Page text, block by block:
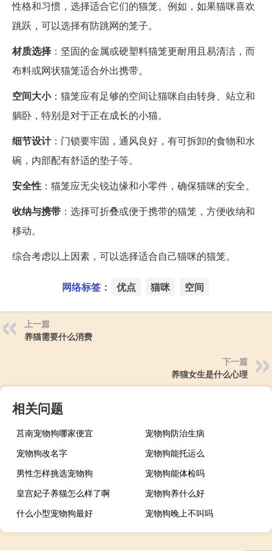
性格和习惯，选择适合它们的猫笼。例如，如果猫咪喜欢
跳跃，可以选择有防跳网的笼子。
材质选择 ：坚固的金属或硬塑料猫笼更耐用且易清洁，而
布料或网状猫笼适合外出携带。
空间大小：猫笼应有足够的空间让猫咪自由转身、站立和
躺卧，特别是对于正在成长的小猫。
细节设计：门锁要牢固，通风良好，有可拆卸的食物和水
碗，内部配有舒适的垫子等。
安全性 ：猫笼应无尖锐边缘和小零件，确保猫咪的安全。
收纳与携带 ：选择可折叠或便于携带的猫笼，方便收纳和
移动。
综合考虑以上因素，可以选择适合自己猫咪的猫笼。
网络标签： 优点 猫咪 空间
上一篇
养猫需要什么消费
下一篇
养猫女生是什么心理
相关问题
莒南宠物狗哪家便宜
宠物狗防治生病
宠物狗改名字
宠物狗能托运么
男性怎样挑选宠物狗
宠物狗能体检吗
皇宫妃子养猫怎么样了啊
宠物狗养什么好
什么小型宠物狗最好
宠物狗晚上不叫吗